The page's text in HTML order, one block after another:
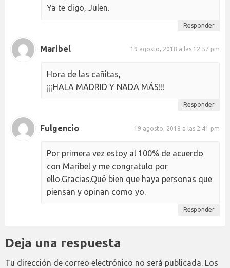
Ya te digo, Julen.
Responder
Maribel 19 agosto, 2018 a las 12:57 pm
Hora de las cañitas,
¡¡¡HALA MADRID Y NADA MÁS!!!
Responder
Fulgencio 19 agosto, 2018 a las 2:41 pm
Por primera vez estoy al 100% de acuerdo
con Maribel y me congratulo por
ello.Gracias.Quë bien que haya personas que
piensan y opinan como yo.
Responder
Deja una respuesta
Tu dirección de correo electrónico no será publicada. Los